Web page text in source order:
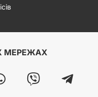
МЕРЕЖАХ